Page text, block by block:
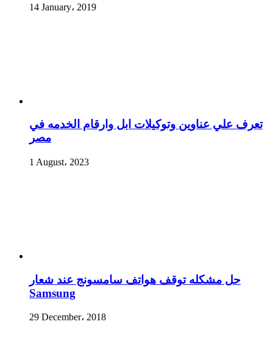
14 January، 2019
تعرف علي عناوين وتوكيلات ابل وارقام الخدمه في
مصر
1 August، 2023
حل مشكله توقف هواتف سامسونج عند شعار
Samsung
29 December، 2018